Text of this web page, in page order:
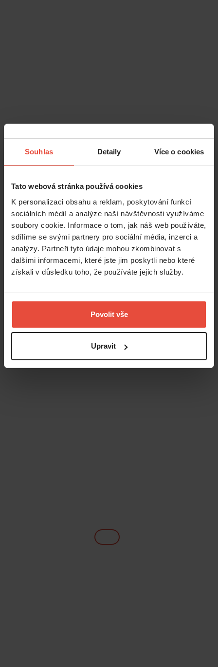
Souhlas Detaily Více o cookies
Tato webová stránka používá cookies
K personalizaci obsahu a reklam, poskytování funkcí
sociálních médií a analýze naší návštěvnosti využíváme
soubory cookie. Informace o tom, jak náš web používáte,
sdílíme se svými partnery pro sociální média, inzerci a
analýzy. Partneři tyto údaje mohou zkombinovat s
dalšími informacemi, které jste jim poskytli nebo které
získali v důsledku toho, že používáte jejich služby.
Povolit vše
Upravit